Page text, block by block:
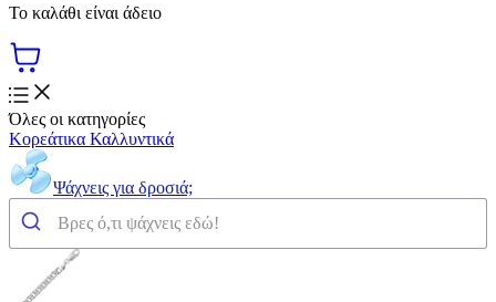
Το καλάθι είναι άδειο
Όλες οι κατηγορίες
Κορεάτικα Καλλυντικά
Ψάχνεις για δροσιά;